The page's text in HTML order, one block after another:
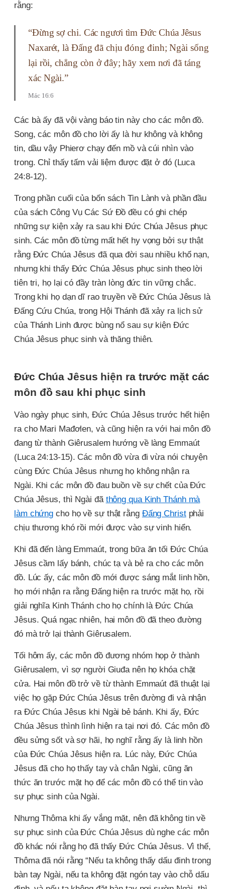
rằng:
“Đừng sợ chi. Các ngươi tìm Đức Chúa Jêsus
Naxarét, là Đấng đã chịu đóng đinh; Ngài sống
lại rồi, chẳng còn ở đây; hãy xem nơi đã táng
xác Ngài.”
Mác 16:6
Các bà ấy đã vội vàng báo tin này cho các môn đồ.
Song, các môn đồ cho lời ấy là hư không và không
tin, dầu vậy Phierơ chạy đến mồ và cúi nhìn vào
trong. Chỉ thấy tấm vải liệm được đặt ở đó (Luca
24:8-12).
Trong phần cuối của bốn sách Tin Lành và phần đầu
của sách Công Vụ Các Sứ Đồ đều có ghi chép
những sự kiện xảy ra sau khi Đức Chúa Jêsus phục
sinh. Các môn đồ từng mất hết hy vọng bởi sự thật
rằng Đức Chúa Jêsus đã qua đời sau nhiều khổ nạn,
nhưng khi thấy Đức Chúa Jêsus phục sinh theo lời
tiên tri, họ lại có đầy tràn lòng đức tin vững chắc.
Trong khi họ dạn dĩ rao truyền về Đức Chúa Jêsus là
Đấng Cứu Chúa, trong Hội Thánh đã xảy ra lịch sử
của Thánh Linh được bùng nổ sau sự kiện Đức
Chúa Jêsus phục sinh và thăng thiên.
Đức Chúa Jêsus hiện ra trước mặt các
môn đồ sau khi phục sinh
Vào ngày phục sinh, Đức Chúa Jêsus trước hết hiện
ra cho Mari Mađơlen, và cũng hiện ra với hai môn đồ
đang từ thành Giêrusalem hướng về làng Emmaút
(Luca 24:13-15). Các môn đồ vừa đi vừa nói chuyện
cùng Đức Chúa Jêsus nhưng họ không nhận ra
Ngài. Khi các môn đồ đau buồn về sự chết của Đức
Chúa Jêsus, thì Ngài đã thông qua Kinh Thánh mà
làm chứng cho họ về sự thật rằng Đấng Christphải
chịu thương khó rồi mới được vào sự vinh hiển.
Khi đã đến làng Emmaút, trong bữa ăn tối Đức Chúa
Jêsus cầm lấy bánh, chúc tạ và bẻ ra cho các môn
đồ. Lúc ấy, các môn đồ mới được sáng mắt linh hồn,
họ mới nhận ra rằng Đấng hiện ra trước mặt họ, rồi
giải nghĩa Kinh Thánh cho họ chính là Đức Chúa
Jêsus. Quá ngạc nhiên, hai môn đồ đã theo đường
đó mà trở lại thành Giêrusalem.
Tối hôm ấy, các môn đồ đương nhóm họp ở thành
Giêrusalem, vì sợ người Giuđa nên họ khóa chặt
cửa. Hai môn đồ trở về từ thành Emmaút đã thuật lại
việc họ gặp Đức Chúa Jêsus trên đường đi và nhận
ra Đức Chúa Jêsus khi Ngài bẻ bánh. Khi ấy, Đức
Chúa Jêsus thình lình hiện ra tại nơi đó. Các môn đồ
đều sửng sốt và sợ hãi, họ nghĩ rằng ấy là linh hồn
của Đức Chúa Jêsus hiện ra. Lúc này, Đức Chúa
Jêsus đã cho họ thấy tay và chân Ngài, cũng ăn
thức ăn trước mặt họ để các môn đồ có thể tin vào
sự phục sinh của Ngài.
Nhưng Thôma khi ấy vắng mặt, nên đã không tin về
sự phục sinh của Đức Chúa Jêsus dù nghe các môn
đồ khác nói rằng họ đã thấy Đức Chúa Jêsus. Vì thế,
Thôma đã nói rằng “Nếu ta không thấy dấu đinh trong
bàn tay Ngài, nếu ta không đặt ngón tay vào chỗ dấu